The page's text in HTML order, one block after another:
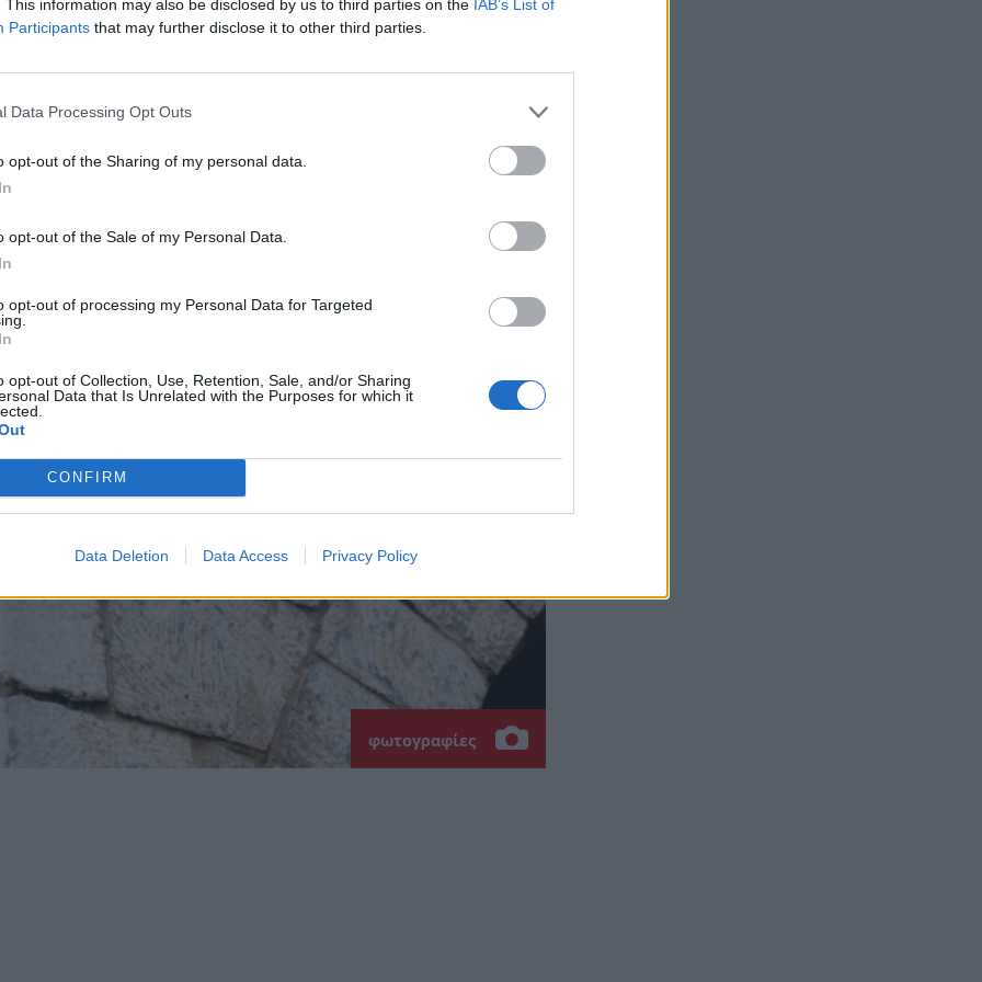
This information may also be disclosed by us to third parties on the IAB’s List of
Participants that may further disclose it to other third parties.
Data Processing Opt Outs
opt-out of the Sharing of my personal data.
opt-out of the Sale of my Personal Data.
opt-out of processing my Personal Data for Targeted
opt-out of Collection, Use, Retention, Sale, and/or Sharing
Data that Is Unrelated with the Purposes for which it
CONFIRM
Data Deletion Data Access Privacy Policy
εκεί επί 10ετίες (έκλεισε στη 10ετία
τη 10ετία του ’40) ήταν η ταβέρνα του
’80) το τσαγκάρικο τουΘύμιου Κοντοέ, ο
στο υποδηματοποιείο ΑΛΑΤΣΑ. Σήμερα
της! Αλλιώτικα θα είναι μια πόλη
φωτογραφίες